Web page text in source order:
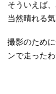
そういえば
当然晴れる気
撮影のため
ンで走った